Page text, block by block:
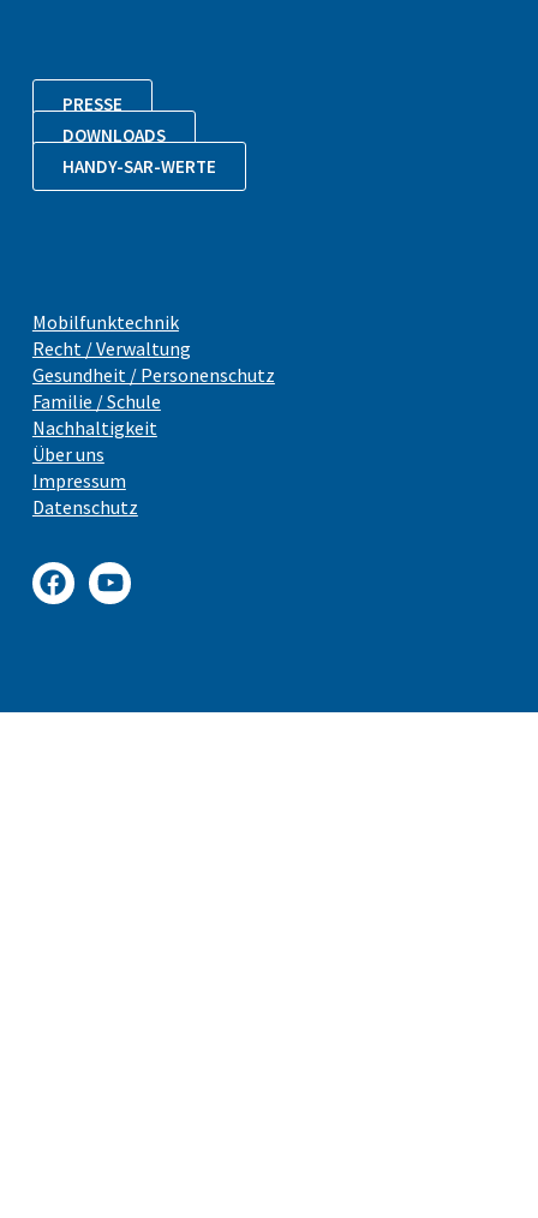
PRESSE
DOWNLOADS
HANDY-SAR-WERTE
Mobilfunktechnik
Recht / Verwaltung
Gesundheit / Personenschutz
Familie / Schule
Nachhaltigkeit
Über uns
Impressum
Datenschutz